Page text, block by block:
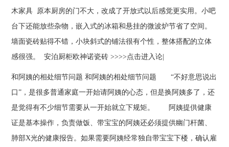
木家具 原本厨房的门不大，改成了开放式以后感觉更实用。小吧
台下还能放些杂物，嵌入式的冰箱和悬挂的微波炉节省了空间。
墙面瓷砖贴得不错，小块斜式的铺法很有个性，整体搭配的立体
感很强。 安泊厨柜欧神诺瓷砖 >>>>点击进入论|
和阿姨的相处细节问题 和阿姨的相处细节问题 “不好意思说出
口”，是很多普通家庭一开始请阿姨的心态，但是换阿姨多了，还
是觉得有不少细节需要从一开始就立下规矩。 阿姨提供健康
证是基本操作，负责做饭、带宝宝的阿姨还必须提供幽门杆菌、
肺部X光的健康报告。如果需要阿姨经常独自带宝宝下楼，确认雇